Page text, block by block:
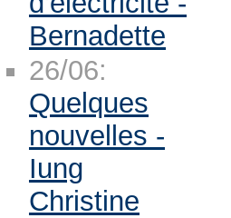
Bernadette
26/06:
Quelques
nouvelles -
Iung
Christine